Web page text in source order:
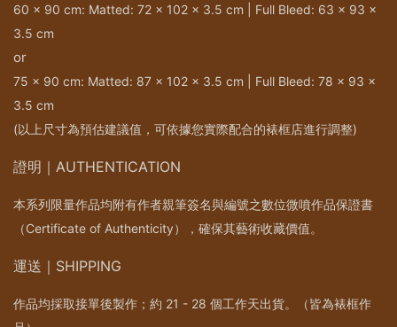
60 x 90 cm: Matted: 72 x 102 x 3.5 cm | Full Bleed: 63 x 93 x
3.5 cm
or
75 x 90 cm: Matted: 87 x 102 x 3.5 cm | Full Bleed: 78 x 93 x
3.5 cm
(以上尺寸為預估建議值，可依據您實際配合的裱框店進行調整)
證明｜AUTHENTICATION
本系列限量作品均附有作者親筆簽名與編號之數位微噴作品保證書
（Certificate of Authenticity），確保其藝術收藏價值。
運送｜SHIPPING
作品均採取接單後製作；約 21 - 28 個工作天出貨。（皆為裱框作